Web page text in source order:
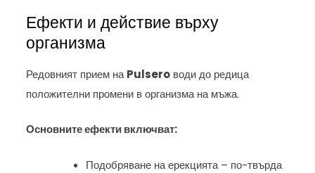
Ефекти и действие върху
организма
Редовният прием наPulsero води до редица
положителни промени в организма на мъжа.
Основните ефекти включват:
Подобряване на ерекцията – по-твърда